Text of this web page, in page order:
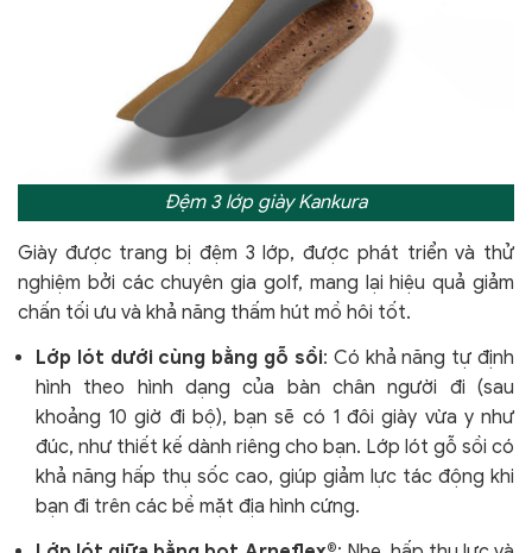
Đệm 3 lớp giày Kankura
Giày được trang bị đệm 3 lớp, được phát triển và thử
nghiệm bởi các chuyên gia golf, mang lại hiệu quả giảm
chấn tối ưu và khả năng thấm hút mồ hôi tốt.
Lớp lót dưới cùng bằng gỗ sồi: Có khả năng tự định
hình theo hình dạng của bàn chân người đi (sau
khoảng 10 giờ đi bộ), bạn sẽ có 1 đôi giày vừa y như
đúc, như thiết kế dành riêng cho bạn. Lớp lót gỗ sồi có
khả năng hấp thụ sốc cao, giúp giảm lực tác động khi
bạn đi trên các bề mặt địa hình cứng.